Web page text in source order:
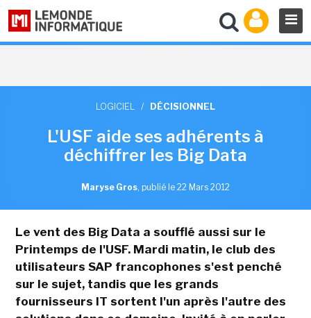
LOGICIEL / DÉCISIONNEL
L'USF aide ses adhérents à
déchiffrer les Big Data
Maryse Gros, publié le 22 Mars 2012
Le vent des Big Data a soufflé aussi sur le
Printemps de l'USF. Mardi matin, le club des
utilisateurs SAP francophones s'est penché
sur le sujet, tandis que les grands
fournisseurs IT sortent l'un après l'autre des